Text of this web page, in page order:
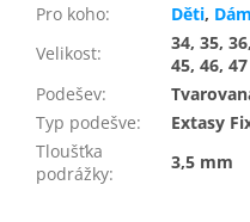
Pro koho: Děti,
Velikost:
34, 35,
45, 46, 47
Podešev:
Typ podešve:
Extasy
Tloušťka
podrážky:
3,5 mm